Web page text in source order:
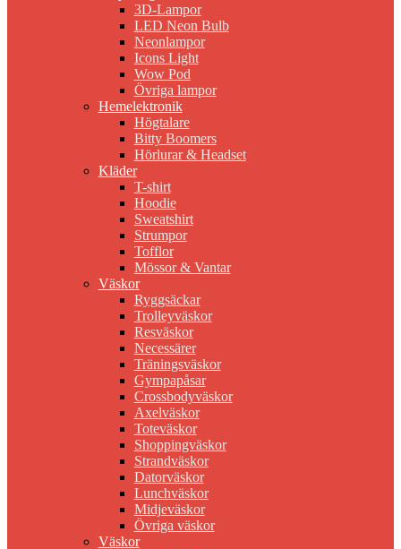
3D-Lampor
LED Neon Bulb
Neonlampor
Icons Light
Wow Pod
Övriga lampor
Hemelektronik
Högtalare
Bitty Boomers
Hörlurar & Headset
Kläder
T-shirt
Hoodie
Sweatshirt
Strumpor
Tofflor
Mössor & Vantar
Väskor
Ryggsäckar
Trolleyväskor
Resväskor
Necessärer
Träningsväskor
Gympapåsar
Crossbodyväskor
Axelväskor
Toteväskor
Shoppingväskor
Strandväskor
Datorväskor
Lunchväskor
Midjeväskor
Övriga väskor
Väskor